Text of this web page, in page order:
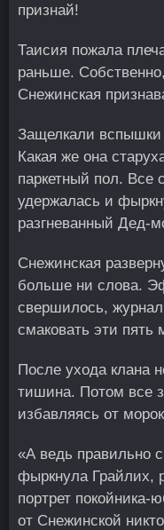
признай!
Таисия пожала
раньше.
Снежинская
Защелкали
Какая же она
паркетный пол. Все
удержалась и
разгневанный Дед-
Снежинская
больше ни слова.
свершилось,
смаковать эти
После ухода клана
тишина. Потом все
избавляясь от
«А ведь правильно
фыркнула Грайлих,
портрет
от Снежинской